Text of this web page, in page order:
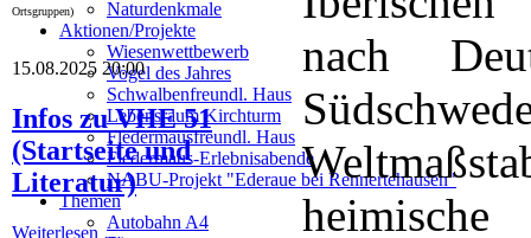
Naturdenkmale
Aktionen/Projekte
Wiesenwettbewerb
Vogel des Jahres
Schwalbenfreundl. Haus
Lebensraum Kirchturm
Fledermausfreundl. Haus
Fledermaus-Erlebnisabende
NABU-Projekt "Ederaue bei Rennertehausen"
Themen
Autobahn A4
Ortsgruppen)
15.08.2025 20:00
Infos zu VHE 51
(Startseite und
Literatur)
Weiterlesen …
nach